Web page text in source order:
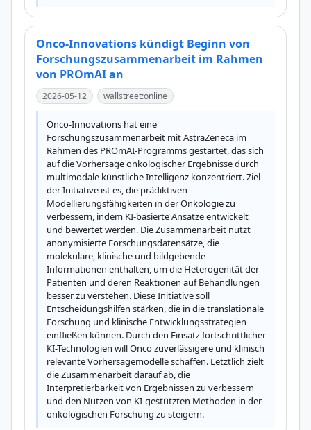
Onco-Innovations kündigt Beginn von
Forschungszusammenarbeit im Rahmen
von PROmAI an
2026-05-12 wallstreet:online
Onco-Innovations hat eine
Forschungszusammenarbeit mit AstraZeneca im
Rahmen des PROmAI-Programms gestartet, das sich
auf die Vorhersage onkologischer Ergebnisse durch
multimodale künstliche Intelligenz konzentriert. Ziel
der Initiative ist es, die prädiktiven
Modellierungsfähigkeiten in der Onkologie zu
verbessern, indem KI-basierte Ansätze entwickelt
und bewertet werden. Die Zusammenarbeit nutzt
anonymisierte Forschungsdatensätze, die
molekulare, klinische und bildgebende
Informationen enthalten, um die Heterogenität der
Patienten und deren Reaktionen auf Behandlungen
besser zu verstehen. Diese Initiative soll
Entscheidungshilfen stärken, die in die translationale
Forschung und klinische Entwicklungsstrategien
einfließen können. Durch den Einsatz fortschrittlicher
KI-Technologien will Onco zuverlässigere und klinisch
relevante Vorhersagemodelle schaffen. Letztlich zielt
die Zusammenarbeit darauf ab, die
Interpretierbarkeit von Ergebnissen zu verbessern
und den Nutzen von KI-gestützten Methoden in der
onkologischen Forschung zu steigern.